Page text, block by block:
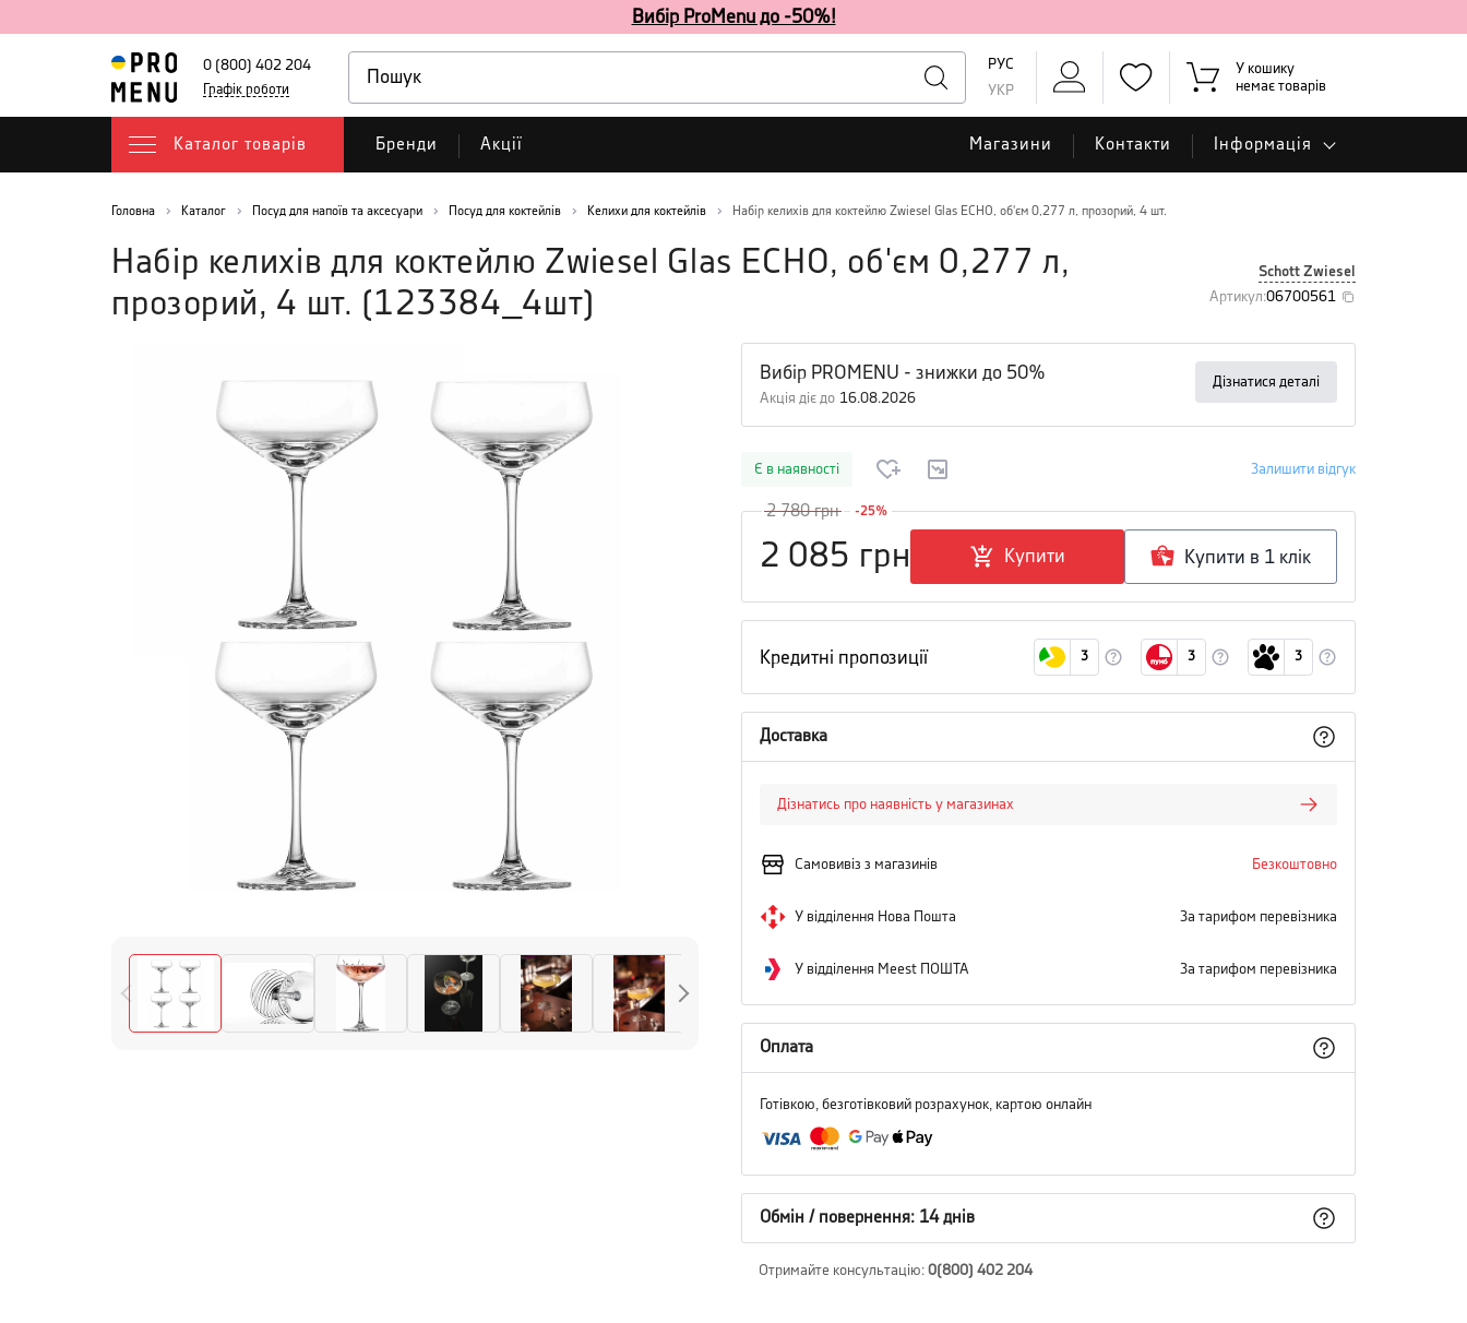
Вибір ProMenu до -50%!
0 (800) 402 204
Графік роботи
РУС
УКР
У кошику
немає товарів
Каталог товарів Бренди Акції Магазини Контакти Інформація
Головна Каталог Посуд для напоїв та аксесуари Посуд для коктейлів Келихи для коктейлів Набір келихів для коктейлю Zwiesel Glas ECHO, об'єм 0,277 л, прозорий, 4 шт.
Набір келихів для коктейлю Zwiesel Glas ECHO, об'єм 0,277 л,
прозорий, 4 шт. ( 123384_4шт)
Schott Zwiesel
Артикул:06700561
Вибір PROMENU - знижки до 50%
Акція діє до 16.08.2026
Дізнатися деталі
Є в наявності Залишити відгук
2 780грн -25%
2 085 грн Купити Купити в 1 клiк
Кредитні пропозиції 3 3 3
Доставка
Дізнатись про наявність у магазинах
Самовивіз з магазинів Безкоштовно
У відділення Нова Пошта За тарифом перевізника
У відділення Meest ПОШТА За тарифом перевізника
Оплата
Готівкою, безготівковий розрахунок, картою онлайн
Обмін / повернення: 14 днів
Отримайте консультацію: 0(800) 402 204